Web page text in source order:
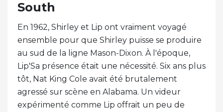
South
En 1962, Shirley et Lip ont vraiment voyagé
ensemble pour que Shirley puisse se produire
au sud de la ligne Mason-Dixon. À l'époque,
Lip'Sa présence était une nécessité. Six ans plus
tôt, Nat King Cole avait été brutalement
agressé sur scène en Alabama. Un videur
expérimenté comme Lip offrait un peu de